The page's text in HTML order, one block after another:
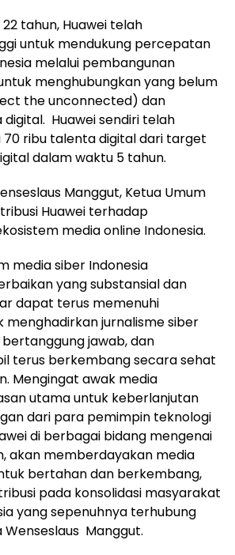
tahun, Huawei telah
untuk mendukung percepatan
melalui pembangunan
menghubungkan yang belum
the unconnected) dan
Huawei sendiri telah
70 ribu talenta digital dari target
dalam waktu 5 tahun.
Manggut, Ketua Umum
Huawei terhadap
media online Indonesia.
media siber Indonesia
yang substansial dan
dapat terus memenuhi
menghadirkan jurnalisme siber
jawab, dan
terus berkembang secara sehat
Mengingat awak media
utama untuk keberlanjutan
dari para pemimpin teknologi
di berbagai bidang mengenai
akan memberdayakan media
bertahan dan berkembang,
pada konsolidasi masyarakat
yang sepenuhnya terhubung
Wenseslaus Manggut.